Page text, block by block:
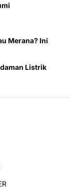
Merana? Ini
Listrik